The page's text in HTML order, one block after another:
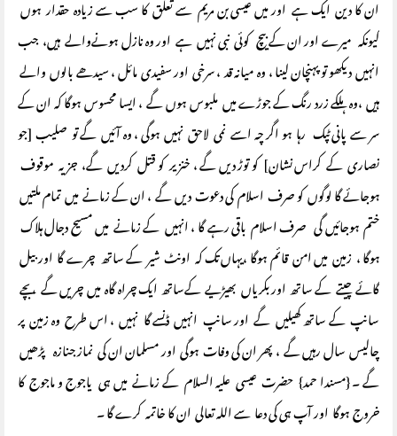
ان کا دین ایک ہے اور میں عیسی بن مریم سے تعلق کا سب سے زیادہ حقدار ہوں
کیونکہ میرے اور ان کے بیچ کوئی نبی نہیں ہے اور وہ نازل ہونےوالے ہیں، جب
انہیں دیکھو تو پہنچان لینا ، وہ میانہ قد ، سرخی اور سفیدی مائل ، سیدھے بالوں والے
ہیں ،وہ ہلکے زرد رنگ کے جوڑے میں ملبوس ہوں گے ، ایسا محسوس ہوگا کہ ان کے
سر سے پانی ٹپک رہا ہو اگر چہ اسے نمی لاحق نہیں ہوگی ، وہ آئیں گے تو صلیب [جو
نصاری کے کراس نشان] کو توڑ دیں گے ، خنزیر کو قتل کردیں گے، جزیہ موقوف
ہوجائے گا لوگوں کو صرف اسلام کی دعوت دیں گے ، ان کے زمانے میں تمام ملتیں
ختم ہوجائیں گی صرف اسلام باقی رہے گا ، انہیں کے زمانے میں مسیح دجال ہلاک
ہوگا ، زمین میں امن قائم ہوگا ،یہاں تک کہ اونٹ شیر کے ساتھ چرے گا اور بیل
گائے چیتے کے ساتھ اور بکریاں بھیڑیے کےساتھ ایک چراہ گاہ میں چریں گے ، بچے
سانپ کے ساتھ کھیلیں گے اور سانپ انہیں ڈنسے گا نہیں ، اس طرح وہ زمین پر
چالیس سال رہیں گے ، پھر ان کی وفات ہوگی اور مسلمان ان کی نماز جنازہ پڑھیں
گے ۔ {مسندا حمد} حضرت عیسی علیہ السلام کے زمانے میں ہی یاجوج و ماجوج کا
خروج ہوگا اور آپ ہی کی دعا سے اللہ تعالی ان کا خاتمہ کرے گا ۔